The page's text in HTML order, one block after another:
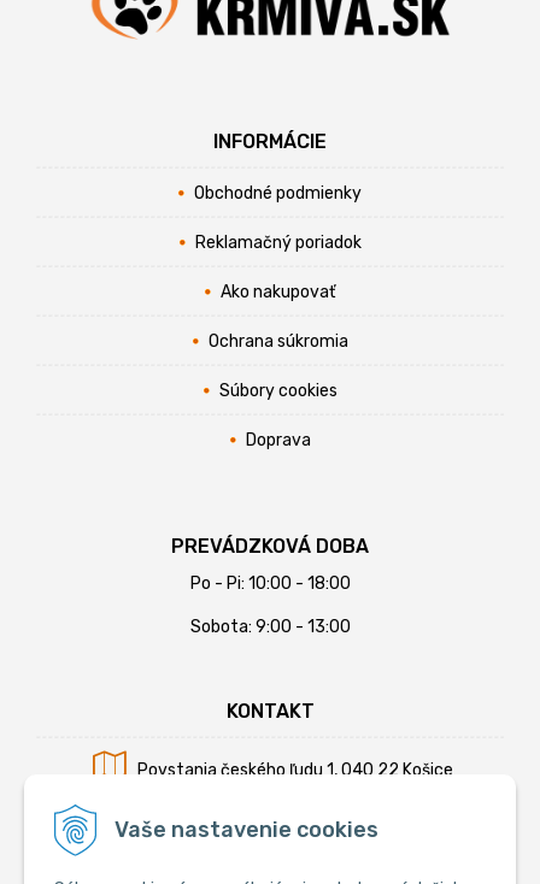
Vaše nastavenie cookies
INFORMÁCIE
Obchodné podmienky
Reklamačný poriadok
Ako nakupovať
Ochrana súkromia
Súbory cookies
Doprava
PREVÁDZKOVÁ DOBA
Po - Pi: 10:00 - 18:00
Sobota: 9:00 - 13:00
KONTAKT
Povstania českého ľudu 1, 040 22 Košice
Mobil:+421 902 794 355